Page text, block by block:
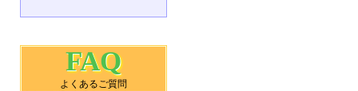
FAQ
よくあるご質問